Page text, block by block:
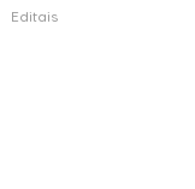
Editais